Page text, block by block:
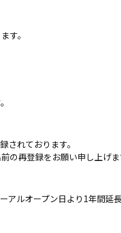
す。
されております。
の再登録をお願い申し上げ
アルオープン日より1年間延